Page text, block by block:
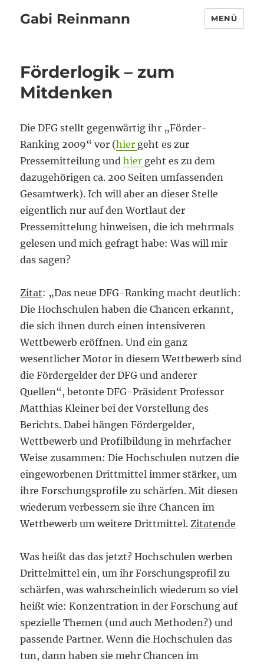
Gabi Reinmann MENÜ
Förderlogik – zum
Mitdenken
Die DFG stellt gegenwärtig ihr „Förder-
Ranking 2009“ vor (hier geht es zur
Pressemitteilung undhier geht es zu dem
dazugehörigen ca. 200 Seiten umfassenden
Gesamtwerk). Ich will aber an dieser Stelle
eigentlich nur auf den Wortlaut der
Pressemittelung hinweisen, die ich mehrmals
gelesen und mich gefragt habe: Was will mir
das sagen?
Zitat: „Das neue DFG-Ranking macht deutlich:
Die Hochschulen haben die Chancen erkannt,
die sich ihnen durch einen intensiveren
Wettbewerb eröffnen. Und ein ganz
wesentlicher Motor in diesem Wettbewerb sind
die Fördergelder der DFG und anderer
Quellen“, betonte DFG-Präsident Professor
Matthias Kleiner bei der Vorstellung des
Berichts. Dabei hängen Fördergelder,
Wettbewerb und Profilbildung in mehrfacher
Weise zusammen: Die Hochschulen nutzen die
eingeworbenen Drittmittel immer stärker, um
ihre Forschungsprofile zu schärfen. Mit diesen
wiederum verbessern sie ihre Chancen im
Wettbewerb um weitere Drittmittel.Zitatende
Was heißt das das jetzt? Hochschulen werben
Drittelmittel ein, um ihr Forschungsprofil zu
schärfen, was wahrscheinlich wiederum so viel
heißt wie: Konzentration in der Forschung auf
spezielle Themen (und auch Methoden?) und
passende Partner. Wenn die Hochschulen das
tun, dann haben sie mehr Chancen im